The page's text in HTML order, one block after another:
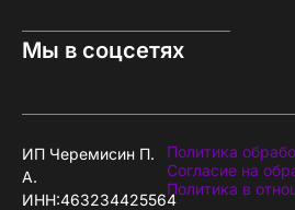
Мы в соцсетях
ИП Черемисин П.
А.
ИНН:463234425564
Политика
Согласие на
Политика в